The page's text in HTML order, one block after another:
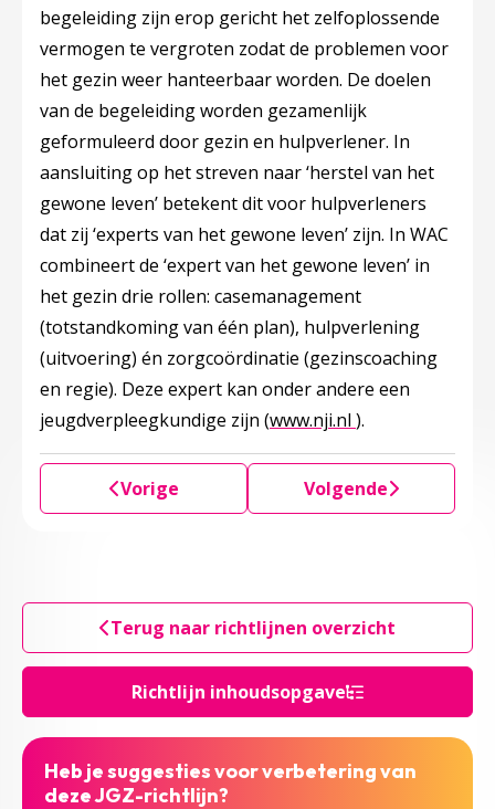
Richtlijn inhoudsopgave
begeleiding zijn erop gericht het zelfoplossende
vermogen te vergroten zodat de problemen voor
het gezin weer hanteerbaar worden. De doelen
van de begeleiding worden gezamenlijk
geformuleerd door gezin en hulpverlener. In
aansluiting op het streven naar ‘herstel van het
gewone leven’ betekent dit voor hulpverleners
dat zij ‘experts van het gewone leven’ zijn. In WAC
combineert de ‘expert van het gewone leven’ in
het gezin drie rollen: casemanagement
(totstandkoming van één plan), hulpverlening
(uitvoering) én zorgcoördinatie (gezinscoaching
en regie). Deze expert kan onder andere een
jeugdverpleegkundige zijn (www.nji.nl Deze linkt
).
Vorige Volgende
Terug naar richtlijnen overzicht
Heb je suggesties voor verbetering van
deze JGZ-richtlijn?